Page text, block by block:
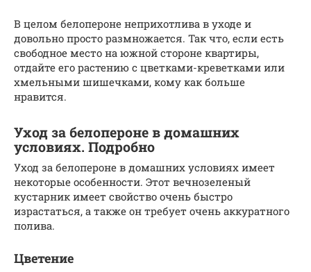
В целом белопероне неприхотлива в уходе и
довольно просто размножается. Так что, если есть
свободное место на южной стороне квартиры,
отдайте его растению с цветками-креветками или
хмельными шишечками, кому как больше
нравится.
Уход за белопероне в домашних
условиях. Подробно
Уход за белопероне в домашних условиях имеет
некоторые особенности. Этот вечнозеленый
кустарник имеет свойство очень быстро
израстаться, а также он требует очень аккуратного
полива.
Цветение